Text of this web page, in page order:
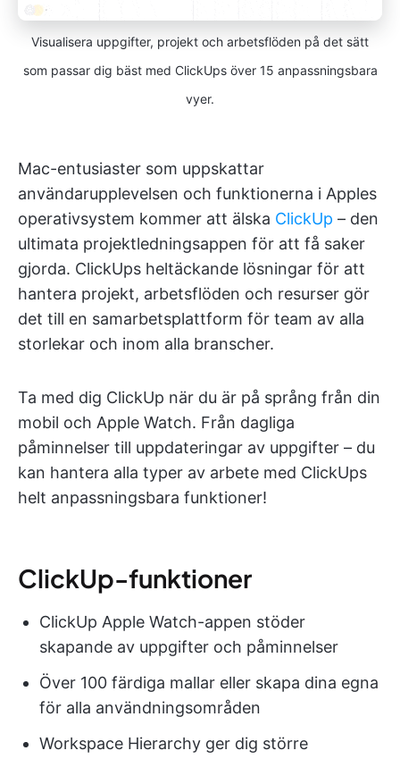
Visualisera uppgifter, projekt och arbetsflöden på det sätt
som passar dig bäst med ClickUps över 15 anpassningsbara
vyer.
Mac-entusiaster som uppskattar
användarupplevelsen och funktionerna i Apples
operativsystem kommer att älska ClickUp – den
ultimata projektledningsappen för att få saker
gjorda. ClickUps heltäckande lösningar för att
hantera projekt, arbetsflöden och resurser gör
det till en samarbetsplattform för team av alla
storlekar och inom alla branscher.
Ta med dig ClickUp när du är på språng från din
mobil och Apple Watch. Från dagliga
påminnelser till uppdateringar av uppgifter – du
kan hantera alla typer av arbete med ClickUps
helt anpassningsbara funktioner!
ClickUp-funktioner
ClickUp Apple Watch-appen stöder
skapande av uppgifter och påminnelser
Över 100 färdiga mallar eller skapa dina egna
för alla användningsområden
Workspace Hierarchy ger dig större